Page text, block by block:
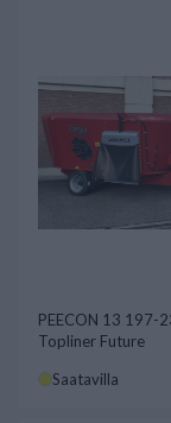
PEECON 13 197-
Topliner Future
Saatavilla